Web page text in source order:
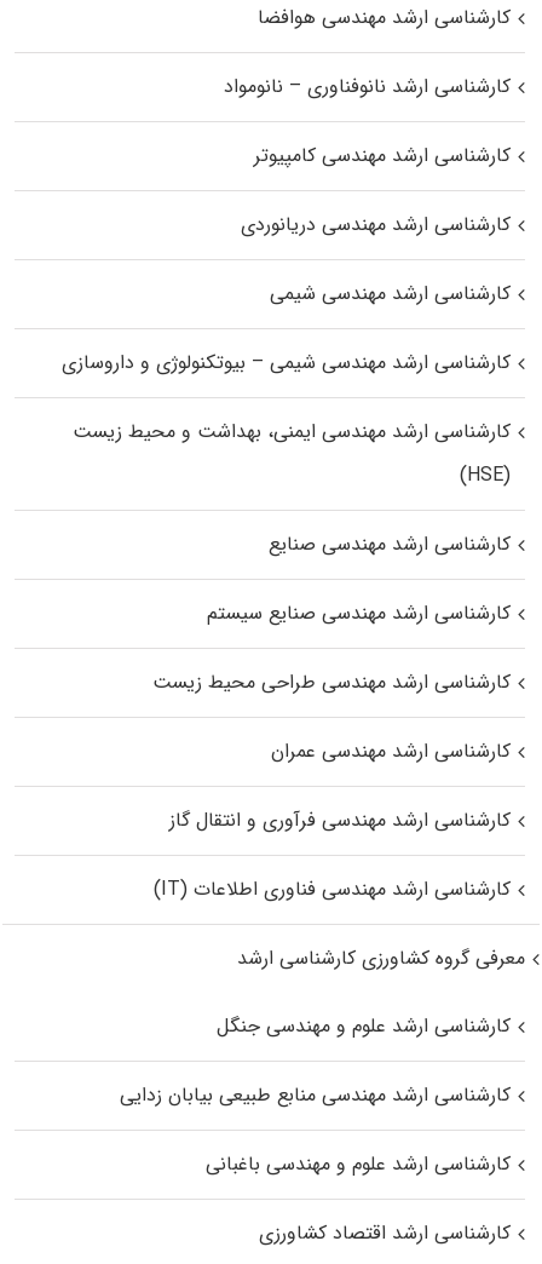
کارشناسی ارشد مهندسی هوافضا
کارشناسی ارشد نانوفناوری – نانومواد
کارشناسی ارشد مهندسی کامپیوتر
کارشناسی ارشد مهندسی دریانوردی
کارشناسی ارشد مهندسی شیمی
کارشناسی ارشد مهندسی شیمی – بیوتکنولوژی و داروسازی
کارشناسی ارشد مهندسی ایمنی، بهداشت و محیط زیست
(HSE)
کارشناسی ارشد مهندسی صنایع
کارشناسی ارشد مهندسی صنایع سیستم
کارشناسی ارشد مهندسی طراحی محیط زیست
کارشناسی ارشد مهندسی عمران
کارشناسی ارشد مهندسی فرآوری و انتقال گاز
کارشناسی ارشد مهندسی فناوری اطلاعات (IT)
معرفی گروه کشاورزی کارشناسی ارشد
کارشناسی ارشد علوم و مهندسی جنگل
کارشناسی ارشد مهندسی منابع طبیعی بیابان زدایی
کارشناسی ارشد علوم و مهندسی باغبانی
کارشناسی ارشد اقتصاد کشاورزی